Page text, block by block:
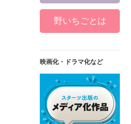
野いちごとは
映画化・ドラマ化など